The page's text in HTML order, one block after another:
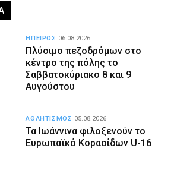
Πλύσιμο πεζοδρόμων στο
κέντρο της πόλης το
Σαββατοκύριακο 8 και 9
Αυγούστου
ΗΠΕΙΡΟΣ 06.08.2026
Τα Ιωάννινα φιλοξενούν το
Ευρωπαϊκό Κορασίδων U-16
ΑΘΛΗΤΙΣΜΟΣ 05.08.2026